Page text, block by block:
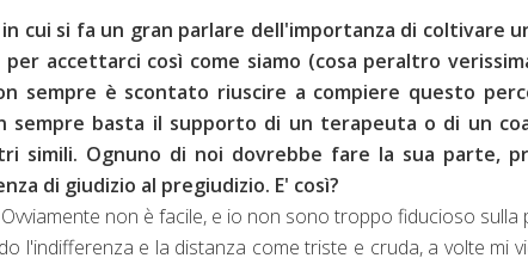
cui si fa un gran parlare dell'importanza di coltivare
accettarci così come siamo (cosa peraltro
sempre è scontato riuscire a compiere questo
sempre basta il supporto di un terapeuta o di un
simili. Ognuno di noi dovrebbe fare la sua parte,
di giudizio al pregiudizio. E' così?
non è facile, e io non sono troppo fiducioso
l'indifferenza e la distanza come triste e cruda, a volte mi